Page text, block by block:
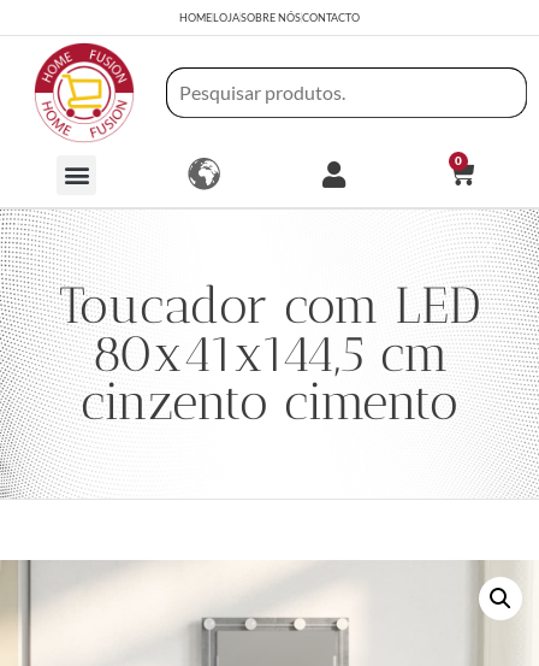
HOMELOJASOBRE NÓSCONTACTO
0
Toucador com LED
80x41x144,5 cm
cinzento cimento